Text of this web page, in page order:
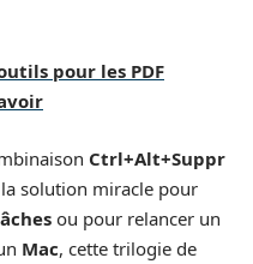
pour les PDF
Ctrl+Alt+Suppr
solution miracle pour
ou pour relancer un
Mac, cette trilogie de